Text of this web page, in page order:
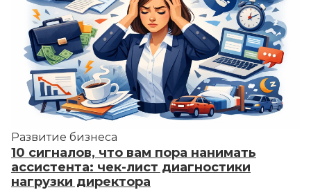
Развитие бизнеса
10 сигналов, что вам пора нанимать
ассистента: чек-лист диагностики
нагрузки директора